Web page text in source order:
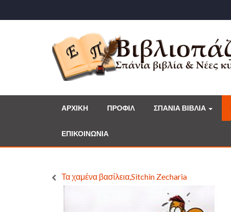
ΑΡΧΙΚΗ ΠΡΟΦΙΛ ΣΠΑΝΙΑ ΒΙΒΛΙΑ
ΕΠΙΚΟΙΝΩΝΙΑ
Τα χαμένα βασίλεια,Sitchin Zecharia